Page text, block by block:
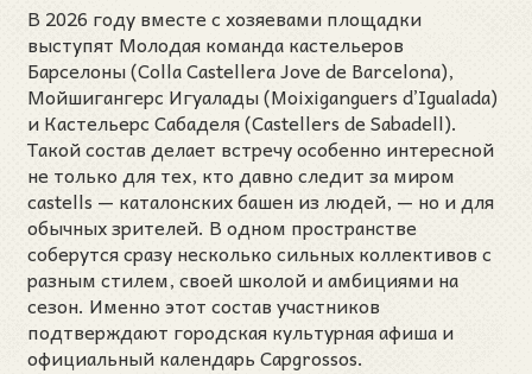
В 2026 году вместе с хозяевами площадки
выступят Молодая команда кастельеров
Барселоны (Colla Castellera Jove de Barcelona),
Мойшигангерс Игуалады (Moixiganguers d’Igualada)
и Кастельерс Сабаделя (Castellers de Sabadell).
Такой состав делает встречу особенно интересной
не только для тех, кто давно следит за миром
castells — каталонских башен из людей, — но и для
обычных зрителей. В одном пространстве
соберутся сразу несколько сильных коллективов с
разным стилем, своей школой и амбициями на
сезон. Именно этот состав участников
подтверждают городская культурная афиша и
официальный календарь Capgrossos.